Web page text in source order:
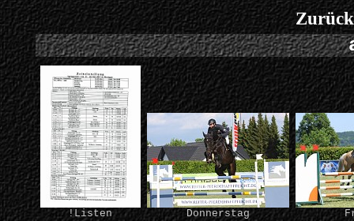
!Listen Donnerstag